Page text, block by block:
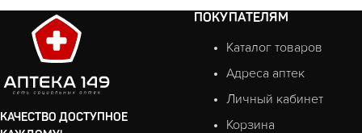
КАЧЕСТВО ДОСТУПНОЕ
ПОКУПАТЕЛЯМ
Каталог товаров
Адреса аптек
Личный кабинет
Корзина